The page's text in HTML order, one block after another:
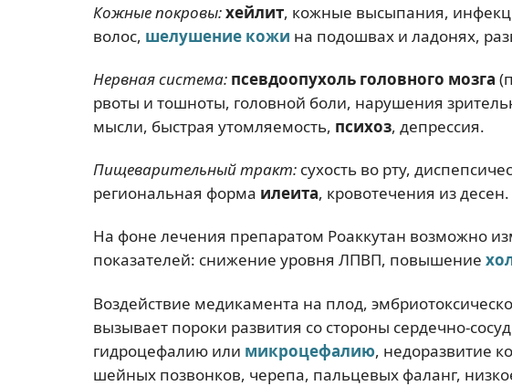
Кожные покровы:хейлит, кожные высыпания,
волос, шелушение кожи на подошвах и ладонях,
Нервная система: псевдоопухоль головного мозга
рвоты и тошноты, головной боли, нарушения
мысли, быстрая утомляемость, психоз, депрессия.
Пищеварительный тракт: сухость во рту,
региональная форма илеита, кровотечения из десен.
На фоне лечения препаратом Роаккутан возможно
показателей: снижение уровня ЛПВП, повышение
Воздействие медикамента на плод,
вызывает пороки развития со стороны сердечно-
гидроцефалию или микроцефалию, недоразвитие
шейных позвонков, черепа, пальцевых фаланг,